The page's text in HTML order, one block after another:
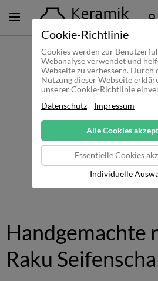
Cookie-Richtlinie
Cookies werden zur
Webanalyse verwendet und
Webseite zu verbessern. Durch
Nutzung dieser Webseite
unserer Cookie-Richtlinie
Datenschutz
Impressum
Alle Cookies
Essentielle Cookies
Individuelle
Handgemachte
Raku